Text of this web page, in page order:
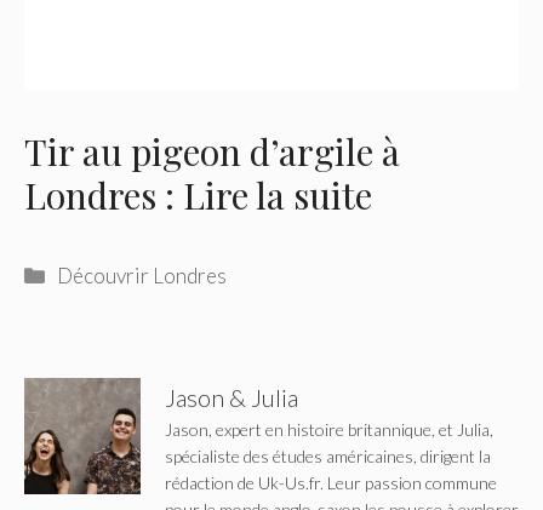
Tir au pigeon d’argile à
Londres : Lire la suite
Catégories
Découvrir Londres
Jason & Julia
Jason, expert en histoire britannique, et Julia,
spécialiste des études américaines, dirigent la
rédaction de Uk-Us.fr. Leur passion commune